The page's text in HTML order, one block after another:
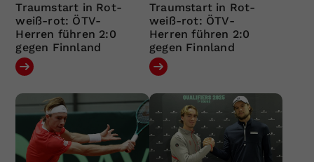
Traumstart in Rot-
weiß-rot: ÖTV-
Herren führen 2:0
gegen Finnland
Traumstart in Rot-
weiß-rot: ÖTV-
Herren führen 2:0
gegen Finnland